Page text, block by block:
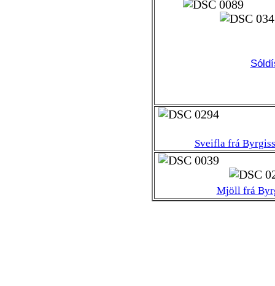
S
Sveifla frá
Mjöll frá